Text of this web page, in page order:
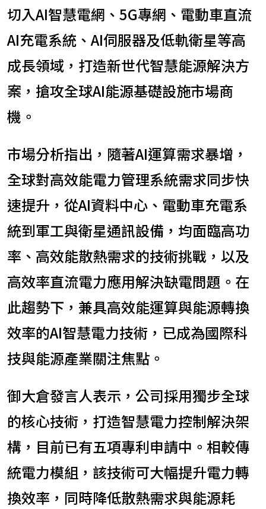
切入AI智慧電網、5G專網、電動車直流
AI充電系統、AI伺服器及低軌衛星等高
成長領域，打造新世代智慧能源解決方
案，搶攻全球AI能源基礎設施市場商
機。
市場分析指出，隨著AI運算需求暴增，
全球對高效能電力管理系統需求同步快
速提升，從AI資料中心、電動車充電系
統到軍工與衛星通訊設備，均面臨高功
率、高效能散熱需求的技術挑戰，以及
高效率直流電力應用解決缺電問題。在
此趨勢下，兼具高效能運算與能源轉換
效率的AI智慧電力技術，已成為國際科
技與能源產業關注焦點。
御大倉發言人表示，公司採用獨步全球
的核心技術，打造智慧電力控制解決架
構，目前已有五項專利申請中。相較傳
統電力模組，該技術可大幅提升電力轉
換效率，同時降低散熱需求與能源耗